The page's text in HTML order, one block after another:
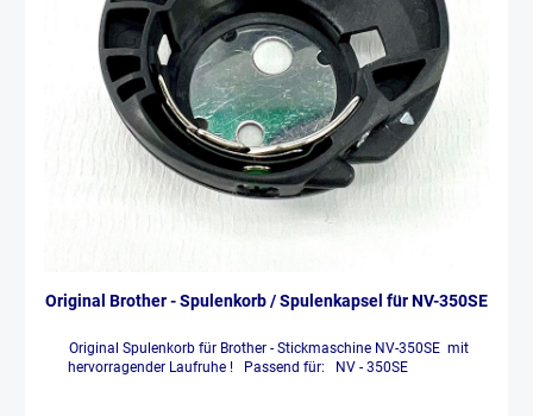
Original Brother - Spulenkorb / Spulenkapsel für NV-350SE
Original Spulenkorb für Brother - Stickmaschine NV-350SE mit
hervorragender Laufruhe ! Passend für: NV - 350SE